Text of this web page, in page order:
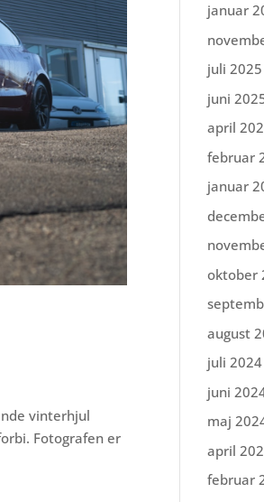
vinterhjul
Fotografen er
januar
juli 2025
juni
april
februar
januar
oktober
august
juli 2024
juni
maj
april
februar